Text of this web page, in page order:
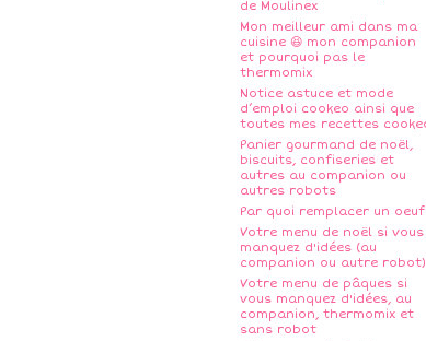
de Moulinex
Mon meilleur ami dans ma
cuisine 😆 mon companion
et pourquoi pas le
thermomix
Notice astuce et mode
d’emploi cookeo ainsi que
toutes mes recettes
Panier gourmand de noël,
biscuits, confiseries et
autres au companion ou
autres robots
Par quoi remplacer un oeuf
Votre menu de noël si vous
manquez d'idées (au
companion ou autre robot)
Votre menu de pâques si
vous manquez d'idées, au
companion, thermomix et
sans robot